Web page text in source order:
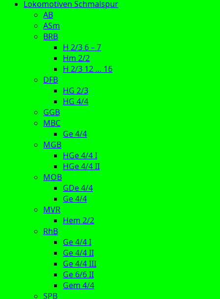
Lokomotiven Schmalspur
AB
ASm
BRB
H 2/3 6 – 7
Hm 2/2
H 2/3 12 … 16
DFB
HG 2/3
HG 4/4
GGB
MBC
Ge 4/4
MGB
HGe 4/4 I
HGe 4/4 II
MOB
GDe 4/4
Ge 4/4
MVR
Hem 2/2
RhB
Ge 4/4 I
Ge 4/4 II
Ge 4/4 III
Ge 6/6 II
Gem 4/4
SPB